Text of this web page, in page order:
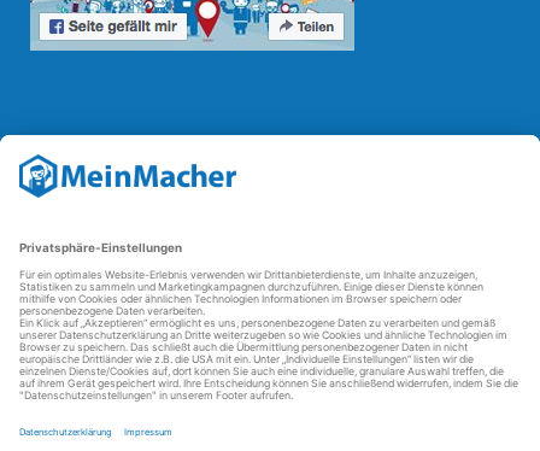
Reparatur Revolution
Mit derReparatur-Revolution
Reparaturbedingungen in Deutschland: Für Produkte, die sich gut
reparierenden Betriebe und des Reparatur-Know-hows in
Deutschland.
Weitere Informationen
FAQ - häufig gestellte Fragen
Partner werden
Über uns